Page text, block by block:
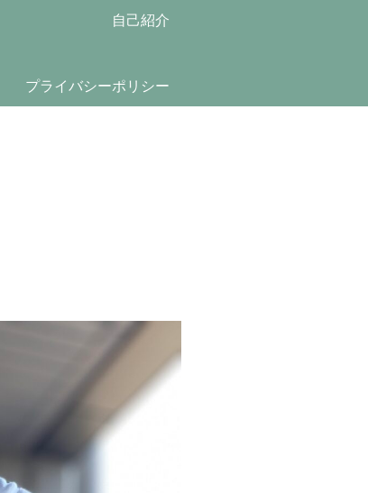
自己紹介
プライバシーポリシー